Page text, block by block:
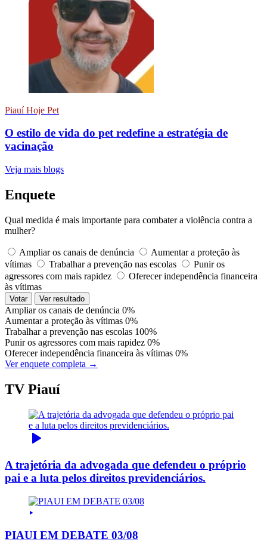
Piauí Hoje Pet
O estilo de vida do pet redefine a estratégia de
vacinação
Veja mais blogs
Enquete
Qual medida é mais importante para combater a violência contra a
mulher?
Ampliar os canais de denúncia
Aumentar a proteção às
vítimas
Trabalhar a prevenção nas escolas
Punir os
agressores com mais rapidez
Oferecer independência financeira
às vítimas
Votar Ver resultado
Ampliar os canais de denúncia 0%
Aumentar a proteção às vítimas 0%
Trabalhar a prevenção nas escolas 100%
Punir os agressores com mais rapidez 0%
Oferecer independência financeira às vítimas 0%
Ver enquete completa →
TV Piauí
A trajetória da advogada que defendeu o próprio
pai e a luta pelos direitos previdenciários.
PIAUI EM DEBATE 03/08